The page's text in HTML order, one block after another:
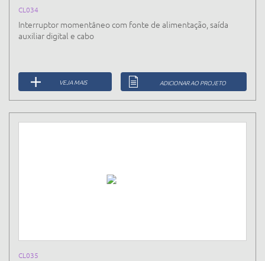
CL034
Interruptor momentâneo com fonte de alimentação, saída
auxiliar digital e cabo
VEJA MAIS ADICIONAR AO PROJETO
CL035